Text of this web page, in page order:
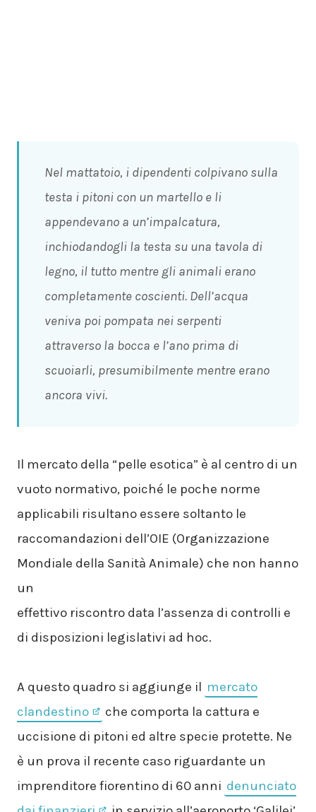
Nel mattatoio, i dipendenti colpivano sulla
testa i pitoni con un martello e li
appendevano a un’impalcatura,
inchiodandogli la testa su una tavola di
legno, il tutto mentre gli animali erano
completamente coscienti. Dell’acqua
veniva poi pompata nei serpenti
attraverso la bocca e l’ano prima di
scuoiarli, presumibilmente mentre erano
ancora vivi.
Il mercato della “pelle esotica” è al centro di un
vuoto normativo, poiché le poche norme
applicabili risultano essere soltanto le
raccomandazioni dell’OIE (Organizzazione
Mondiale della Sanità Animale) che non hanno
un
effettivo riscontro data l’assenza di controlli e
di disposizioni legislativi ad hoc.
A questo quadro si aggiunge il mercato
clandestino
che comporta la cattura e
uccisione di pitoni ed altre specie protette. Ne
è un prova il recente caso riguardante un
imprenditore fiorentino di 60 anni denunciato